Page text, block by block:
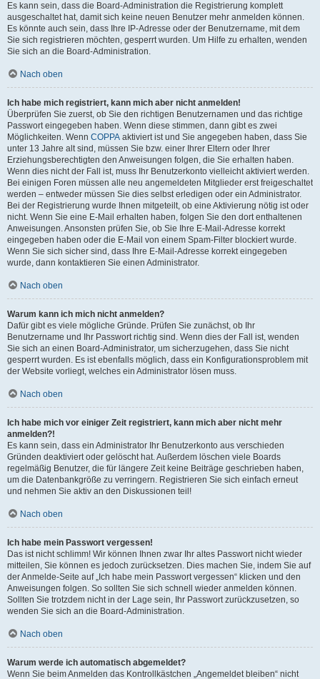
Es kann sein, dass die Board-Administration die Registrierung komplett
ausgeschaltet hat, damit sich keine neuen Benutzer mehr anmelden können.
Es könnte auch sein, dass Ihre IP-Adresse oder der Benutzername, mit dem
Sie sich registrieren möchten, gesperrt wurden. Um Hilfe zu erhalten, wenden
Sie sich an die Board-Administration.
Nach oben
Ich habe mich registriert, kann mich aber nicht anmelden!
Überprüfen Sie zuerst, ob Sie den richtigen Benutzernamen und das richtige
Passwort eingegeben haben. Wenn diese stimmen, dann gibt es zwei
Möglichkeiten. Wenn COPPA aktiviert ist und Sie angegeben haben, dass Sie
unter 13 Jahre alt sind, müssen Sie bzw. einer Ihrer Eltern oder Ihrer
Erziehungsberechtigten den Anweisungen folgen, die Sie erhalten haben.
Wenn dies nicht der Fall ist, muss Ihr Benutzerkonto vielleicht aktiviert werden.
Bei einigen Foren müssen alle neu angemeldeten Mitglieder erst freigeschaltet
werden – entweder müssen Sie dies selbst erledigen oder ein Administrator.
Bei der Registrierung wurde Ihnen mitgeteilt, ob eine Aktivierung nötig ist oder
nicht. Wenn Sie eine E-Mail erhalten haben, folgen Sie den dort enthaltenen
Anweisungen. Ansonsten prüfen Sie, ob Sie Ihre E-Mail-Adresse korrekt
eingegeben haben oder die E-Mail von einem Spam-Filter blockiert wurde.
Wenn Sie sich sicher sind, dass Ihre E-Mail-Adresse korrekt eingegeben
wurde, dann kontaktieren Sie einen Administrator.
Nach oben
Warum kann ich mich nicht anmelden?
Dafür gibt es viele mögliche Gründe. Prüfen Sie zunächst, ob Ihr
Benutzername und Ihr Passwort richtig sind. Wenn dies der Fall ist, wenden
Sie sich an einen Board-Administrator, um sicherzugehen, dass Sie nicht
gesperrt wurden. Es ist ebenfalls möglich, dass ein Konfigurationsproblem mit
der Website vorliegt, welches ein Administrator lösen muss.
Nach oben
Ich habe mich vor einiger Zeit registriert, kann mich aber nicht mehr
anmelden?!
Es kann sein, dass ein Administrator Ihr Benutzerkonto aus verschieden
Gründen deaktiviert oder gelöscht hat. Außerdem löschen viele Boards
regelmäßig Benutzer, die für längere Zeit keine Beiträge geschrieben haben,
um die Datenbankgröße zu verringern. Registrieren Sie sich einfach erneut
und nehmen Sie aktiv an den Diskussionen teil!
Nach oben
Ich habe mein Passwort vergessen!
Das ist nicht schlimm! Wir können Ihnen zwar Ihr altes Passwort nicht wieder
mitteilen, Sie können es jedoch zurücksetzen. Dies machen Sie, indem Sie auf
der Anmelde-Seite auf „Ich habe mein Passwort vergessen“ klicken und den
Anweisungen folgen. So sollten Sie sich schnell wieder anmelden können.
Sollten Sie trotzdem nicht in der Lage sein, Ihr Passwort zurückzusetzen, so
wenden Sie sich an die Board-Administration.
Nach oben
Warum werde ich automatisch abgemeldet?
Wenn Sie beim Anmelden das Kontrollkästchen „Angemeldet bleiben“ nicht